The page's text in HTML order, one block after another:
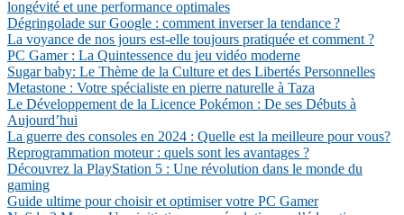
longévité et une performance optimales
Dégringolade sur Google : comment inverser la tendance ?
La voyance de nos jours est-elle toujours pratiquée et comment ?
PC Gamer : La Quintessence du jeu vidéo moderne
Sugar baby: Le Thème de la Culture et des Libertés Personnelles
Metastone : Votre spécialiste en pierre naturelle à Taza
Le Développement de la Licence Pokémon : De ses Débuts à
Aujourd’hui
La guerre des consoles en 2024 : Quelle est la meilleure pour vous?
Reprogrammation moteur : quels sont les avantages ?
Découvrez la PlayStation 5 : Une révolution dans le monde du
gaming
Guide ultime pour choisir et optimiser votre PC Gamer